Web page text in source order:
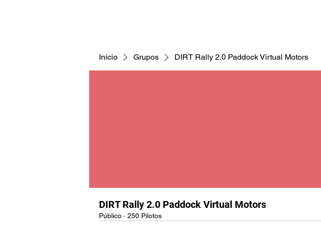
Inicio Grupos DIRT Rally 2.0 Paddock Virtual Motors
DIRT Rally 2.0 Paddock Virtual Motors
Público · 250 Pilotos